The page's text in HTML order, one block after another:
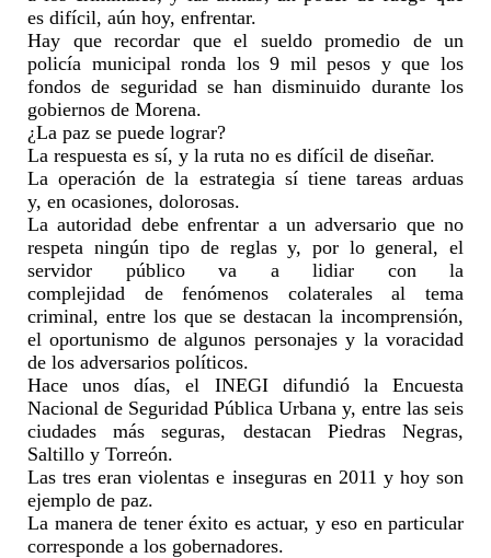
es difícil, aún hoy, enfrentar.
Hay que recordar que el sueldo promedio de un
policía municipal ronda los 9 mil pesos y que los
fondos de seguridad se han disminuido durante los
gobiernos de Morena.
¿La paz se puede lograr?
La respuesta es sí, y la ruta no es difícil de diseñar.
La operación de la estrategia sí tiene tareas arduas
y, en ocasiones, dolorosas.
La autoridad debe enfrentar a un adversario que no
respeta ningún tipo de reglas y, por lo general, el
servidor público va a lidiar con la
complejidad de fenómenos colaterales al tema
criminal, entre los que se destacan la incomprensión,
el oportunismo de algunos personajes y la voracidad
de los adversarios políticos.
Hace unos días, el INEGI difundió la
Encuesta
Nacional de Seguridad Pública Urbana y, entre las seis
ciudades más
seguras, destacan Piedras Negras,
Saltillo y Torreón.
Lastres eran violentas e inseguras en 2011 y hoy son
ejemplo de paz.
La manera de tener éxito es actuar, y eso en particular
corresponde a los gobernadores.